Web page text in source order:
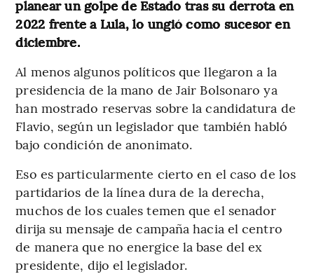
planear un golpe de Estado tras su derrota en
2022 frente a Lula, lo ungió como sucesor en
diciembre.
Al menos algunos políticos que llegaron a la
presidencia de la mano de Jair Bolsonaro ya
han mostrado reservas sobre la candidatura de
Flavio, según un legislador que también habló
bajo condición de anonimato.
Eso es particularmente cierto en el caso de los
partidarios de la línea dura de la derecha,
muchos de los cuales temen que el senador
dirija su mensaje de campaña hacia el centro
de manera que no energice la base del ex
presidente, dijo el legislador.